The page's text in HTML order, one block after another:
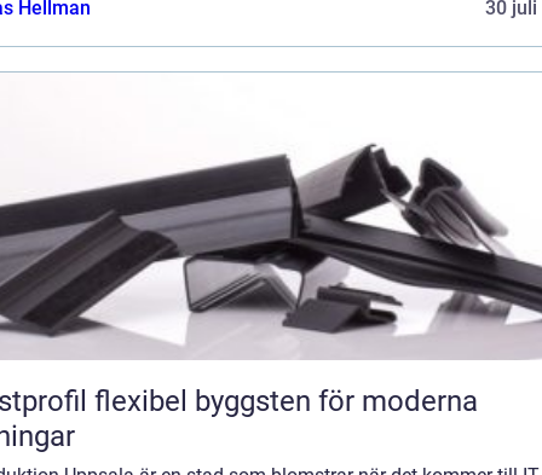
Hellman
30 juli
byggsten för moderna